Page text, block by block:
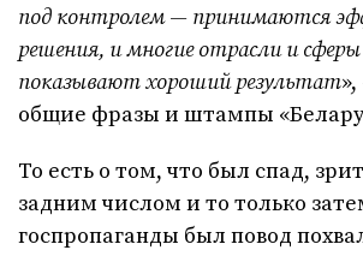
под контролем — принимаются
решения, и многие отрасли и
показывают хороший результат»,
общие фразы и штампы
То есть о том, что был спад,
задним числом и то только
госпропаганды был повод